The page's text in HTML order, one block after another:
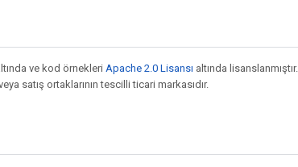
ve kod örnekleri Apache 2.0 Lisansı altında lisanslanmıştır.
satış ortaklarının tescilli ticari markasıdır.